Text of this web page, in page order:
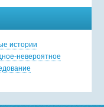
истории
невероятное